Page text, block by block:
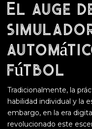
El auge
fútbol
Tradicionalmente, la
habilidad individual y la
embargo, en la era
revolucionado este